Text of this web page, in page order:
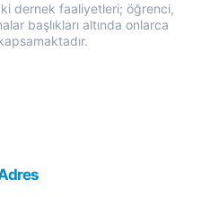
ki dernek faaliyetleri; öğrenci,
başlıkları altında onlarca